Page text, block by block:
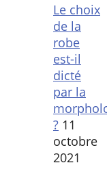
Le choix
de la
robe
est-il
dicté
par la
? 11
octobre
2021